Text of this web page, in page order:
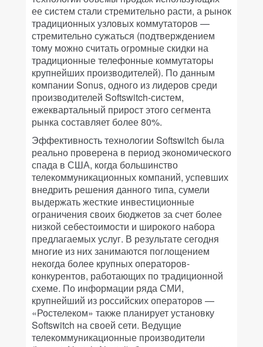
ее систем стали стремительно расти, а рынок
традиционных узловых коммутаторов —
стремительно сужаться (подтверждением
тому можно считать огромные скидки на
традиционные телефонные коммутаторы
крупнейших производителей). По данным
компании Sonus, одного из лидеров среди
производителей Softswitch-систем,
ежеквартальный прирост этого сегмента
рынка составляет более 80%.
Эффективность технологии Softswitch была
реально проверена в период экономического
спада в США, когда большинство
телекоммуникационных компаний, успевших
внедрить решения данного типа, сумели
выдержать жесткие инвестиционные
ограничения своих бюджетов за счет более
низкой себестоимости и широкого набора
предлагаемых услуг. В результате сегодня
многие из них занимаются поглощением
некогда более крупных операторов-
конкурентов, работающих по традиционной
схеме. По информации ряда СМИ,
крупнейший из российских операторов —
«Ростелеком» также планирует установку
Softswitch на своей сети. Ведущие
телекоммуникационные производители